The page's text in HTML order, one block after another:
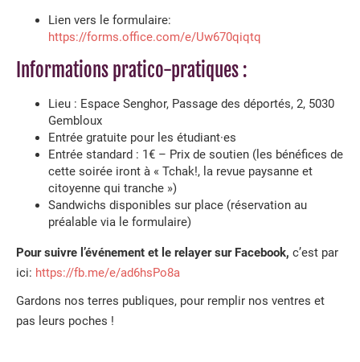
Lien vers le formulaire:
https://forms.office.com/e/Uw670qiqtq
Informations pratico-pratiques :
Lieu : Espace Senghor, Passage des déportés, 2, 5030
Gembloux
Entrée gratuite pour les étudiant·es
Entrée standard : 1€ – Prix de soutien (les bénéfices de
cette soirée iront à « Tchak!, la revue paysanne et
citoyenne qui tranche »)
Sandwichs disponibles sur place (réservation au
préalable via le formulaire)
Pour suivre l’événement et le relayer sur Facebook, c’est par
ici: https://fb.me/e/ad6hsPo8a
Gardons nos terres publiques, pour remplir nos ventres et
pas leurs poches !